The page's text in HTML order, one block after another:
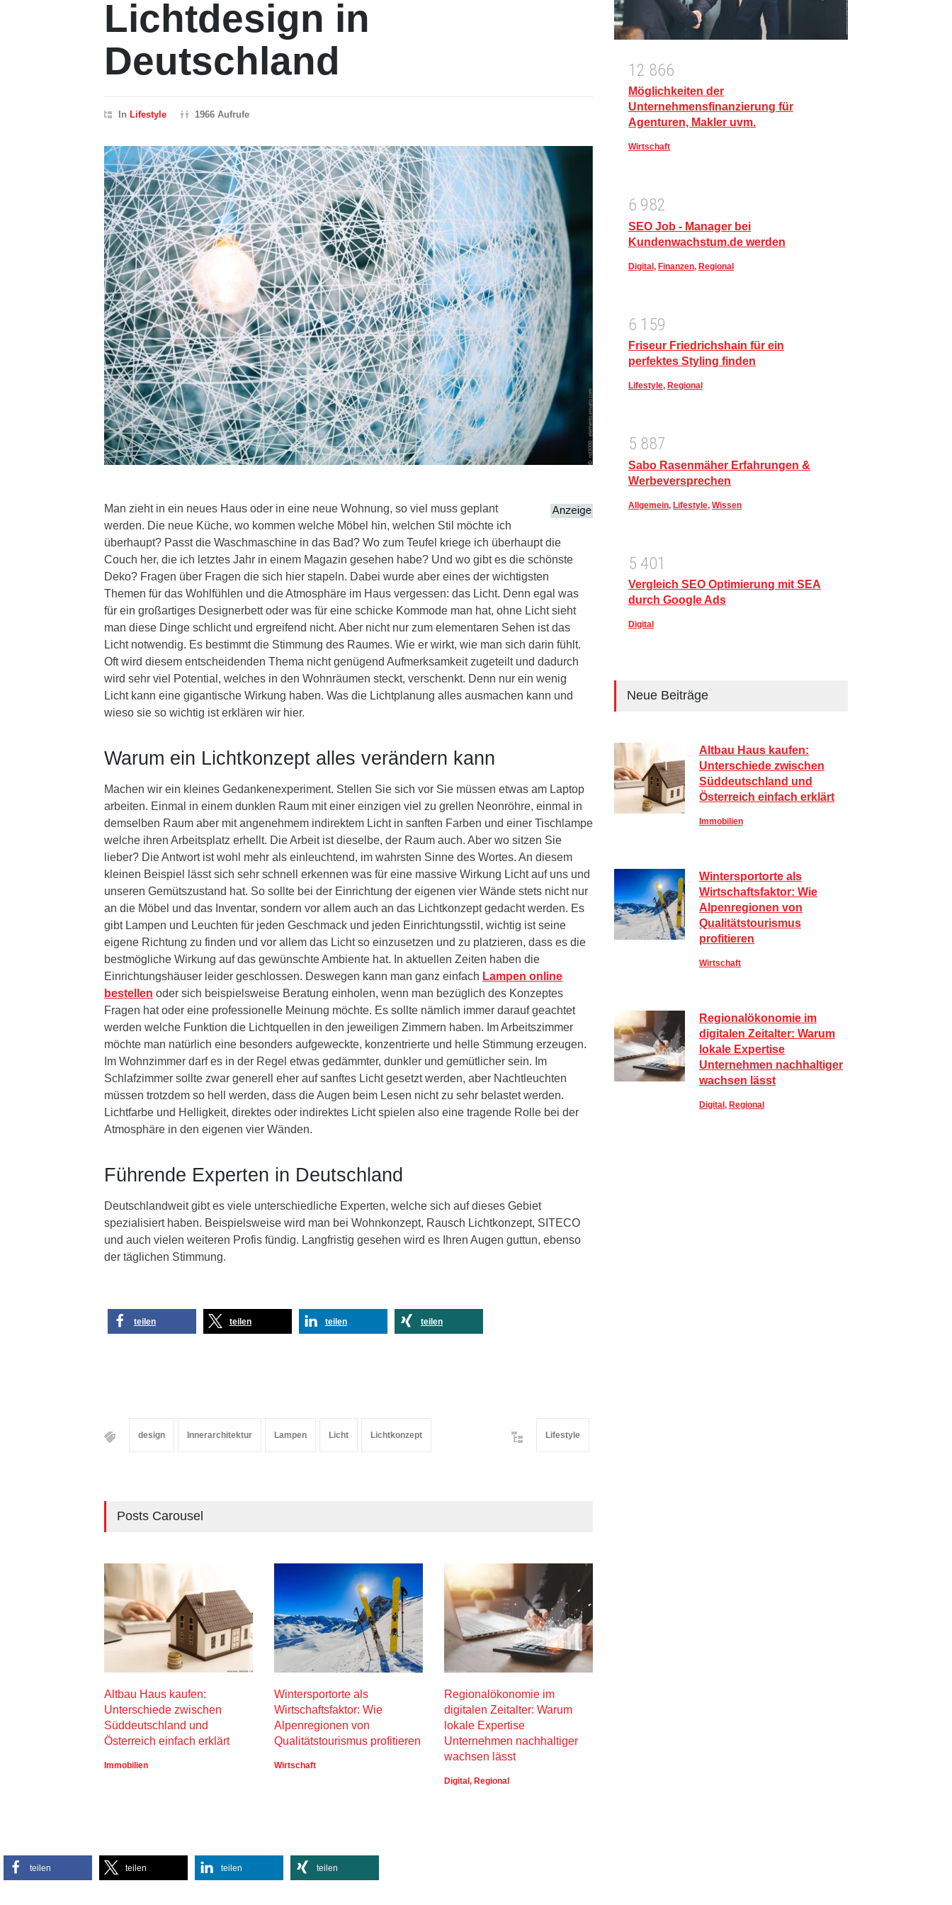
Lichtdesign in
Deutschland
In Lifestyle 1966 Aufrufe
Man zieht in ein neues Haus oder in eine neue Wohnung, so viel muss geplant
werden. Die neue Küche, wo kommen welche Möbel hin, welchen Stil möchte ich
überhaupt? Passt die Waschmaschine in das Bad? Wo zum Teufel kriege ich überhaupt die
Couch her, die ich letztes Jahr in einem Magazin gesehen habe? Und wo gibt es die schönste
Deko? Fragen über Fragen die sich hier stapeln. Dabei wurde aber eines der wichtigsten
Themen für das Wohlfühlen und die Atmosphäre im Haus vergessen: das Licht. Denn egal was
für ein großartiges Designerbett oder was für eine schicke Kommode man hat, ohne Licht sieht
man diese Dinge schlicht und ergreifend nicht. Aber nicht nur zum elementaren Sehen ist das
Licht notwendig. Es bestimmt die Stimmung des Raumes. Wie er wirkt, wie man sich darin fühlt.
Oft wird diesem entscheidenden Thema nicht genügend Aufmerksamkeit zugeteilt und dadurch
wird sehr viel Potential, welches in den Wohnräumen steckt, verschenkt. Denn nur ein wenig
Licht kann eine gigantische Wirkung haben. Was die Lichtplanung alles ausmachen kann und
wieso sie so wichtig ist erklären wir hier.
Warum ein Lichtkonzept alles verändern kann
Machen wir ein kleines Gedankenexperiment. Stellen Sie sich vor Sie müssen etwas am Laptop
arbeiten. Einmal in einem dunklen Raum mit einer einzigen viel zu grellen Neonröhre, einmal in
demselben Raum aber mit angenehmem indirektem Licht in sanften Farben und einer Tischlampe
welche ihren Arbeitsplatz erhellt. Die Arbeit ist dieselbe, der Raum auch. Aber wo sitzen Sie
lieber? Die Antwort ist wohl mehr als einleuchtend, im wahrsten Sinne des Wortes. An diesem
kleinen Beispiel lässt sich sehr schnell erkennen was für eine massive Wirkung Licht auf uns und
unseren Gemütszustand hat. So sollte bei der Einrichtung der eigenen vier Wände stets nicht nur
an die Möbel und das Inventar, sondern vor allem auch an das Lichtkonzept gedacht werden. Es
gibt Lampen und Leuchten für jeden Geschmack und jeden Einrichtungsstil, wichtig ist seine
eigene Richtung zu finden und vor allem das Licht so einzusetzen und zu platzieren, dass es die
bestmögliche Wirkung auf das gewünschte Ambiente hat. In aktuellen Zeiten haben die
Einrichtungshäuser leider geschlossen. Deswegen kann man ganz einfach Lampen online
bestellen oder sich beispielsweise Beratung einholen, wenn man bezüglich des Konzeptes
Fragen hat oder eine professionelle Meinung möchte. Es sollte nämlich immer darauf geachtet
werden welche Funktion die Lichtquellen in den jeweiligen Zimmern haben. Im Arbeitszimmer
möchte man natürlich eine besonders aufgeweckte, konzentrierte und helle Stimmung erzeugen.
Im Wohnzimmer darf es in der Regel etwas gedämmter, dunkler und gemütlicher sein. Im
Schlafzimmer sollte zwar generell eher auf sanftes Licht gesetzt werden, aber Nachtleuchten
müssen trotzdem so hell werden, dass die Augen beim Lesen nicht zu sehr belastet werden.
Lichtfarbe und Helligkeit, direktes oder indirektes Licht spielen also eine tragende Rolle bei der
Atmosphäre in den eigenen vier Wänden.
Führende Experten in Deutschland
Deutschlandweit gibt es viele unterschiedliche Experten, welche sich auf dieses Gebiet
spezialisiert haben. Beispielsweise wird man bei Wohnkonzept, Rausch Lichtkonzept, SITECO
und auch vielen weiteren Profis fündig. Langfristig gesehen wird es Ihren Augen guttun, ebenso
der täglichen Stimmung.
teilen teilen teilen teilen
design Innerarchitektur Lampen Licht Lichtkonzept Lifestyle
Posts Carousel
Altbau Haus kaufen:
Unterschiede zwischen
Süddeutschland und
Österreich einfach erklärt
Immobilien
Wintersportorte als
Wirtschaftsfaktor: Wie
Alpenregionen von
Qualitätstourismus profitieren
Wirtschaft
Regionalökonomie im
digitalen Zeitalter: Warum
lokale Expertise
Unternehmen nachhaltiger
wachsen lässt
Digital , Regional
1 2 866
Möglichkeiten der
Unternehmensfinanzierung für
Agenturen, Makler uvm.
Wirtschaft
6 982
SEO Job - Manager bei
Kundenwachstum.de werden
Digital , Finanzen, Regional
6 1 59
Friseur Friedrichshain für ein
perfektes Styling finden
Lifestyle, Regional
5 887
Sabo Rasenmäher Erfahrungen &
Werbeversprechen
Allgemein, Lifestyle, Wissen
5 401
Vergleich SEO Optimierung mit SEA
durch Google Ads
Digital
Neue Beiträge
Altbau Haus kaufen:
Unterschiede zwischen
Süddeutschland und
Österreich einfach erklärt
Immobilien
Wintersportorte als
Wirtschaftsfaktor: Wie
Alpenregionen von
Qualitätstourismus
profitieren
Wirtschaft
Regionalökonomie im
digitalen Zeitalter: Warum
lokale Expertise
Unternehmen nachhaltiger
wachsen lässt
Digital , Regional
teilen teilen teilen teilen